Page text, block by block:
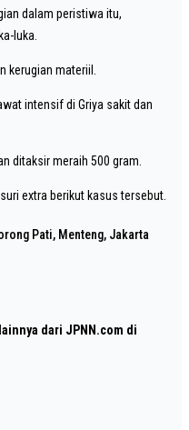
dalam peristiwa itu,
luka.
kerugian materiil.
intensif di Griya sakit dan
ditaksir meraih 500 gram.
extra berikut kasus tersebut.
Pati, Menteng, Jakarta
dari JPNN.com di